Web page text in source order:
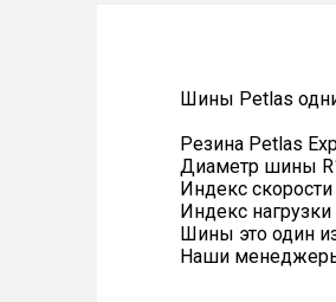
Шины Petlas
Резина Petlas
Диаметр шины
Индекс
Индекс нагрузки
Шины это один
Наши менеджеры